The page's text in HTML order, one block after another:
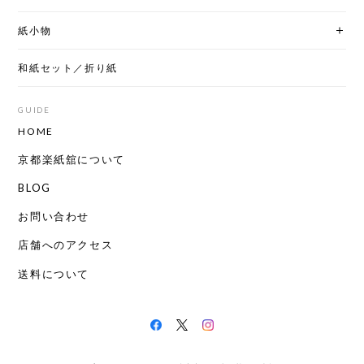
紙小物
和紙セット／折り紙
GUIDE
HOME
京都楽紙舘について
BLOG
お問い合わせ
店舗へのアクセス
送料について